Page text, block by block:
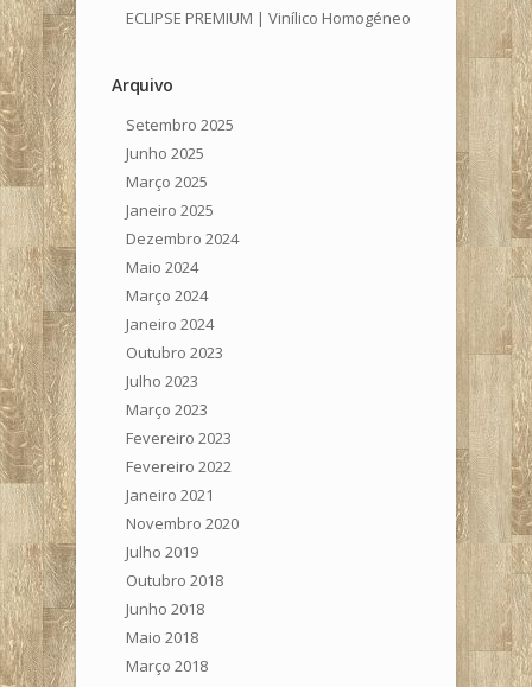
ECLIPSE PREMIUM | Vinílico Homogéneo
Arquivo
Setembro 2025
Junho 2025
Março 2025
Janeiro 2025
Dezembro 2024
Maio 2024
Março 2024
Janeiro 2024
Outubro 2023
Julho 2023
Março 2023
Fevereiro 2023
Fevereiro 2022
Janeiro 2021
Novembro 2020
Julho 2019
Outubro 2018
Junho 2018
Maio 2018
Março 2018